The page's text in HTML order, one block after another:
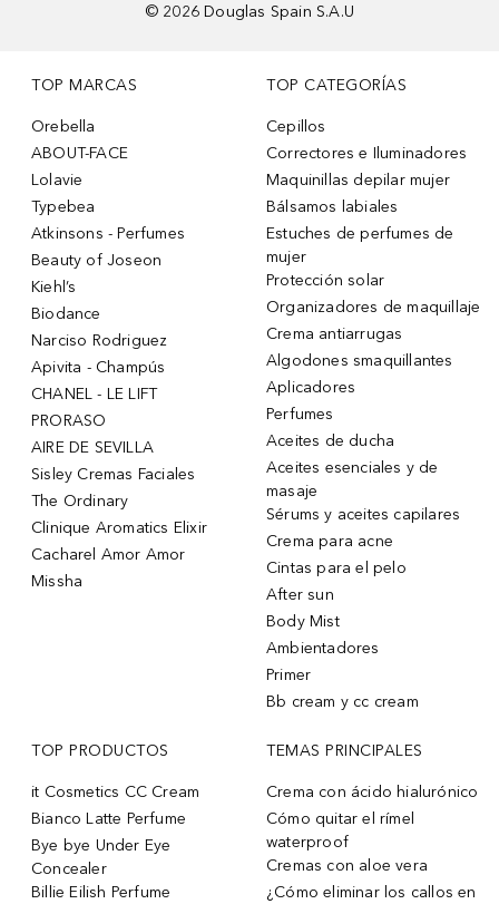
© 2026 Douglas Spain S.A.U
TOP MARCAS
Orebella
ABOUT-FACE
Lolavie
Typebea
Atkinsons - Perfumes
Beauty of Joseon
Kiehl’s
Biodance
Narciso Rodriguez
Apivita - Champús
CHANEL - LE LIFT
PRORASO
AIRE DE SEVILLA
Sisley Cremas Faciales
The Ordinary
Clinique Aromatics Elixir
Cacharel Amor Amor
Missha
TOP CATEGORÍAS
Cepillos
Correctores e Iluminadores
Maquinillas depilar mujer
Bálsamos labiales
Estuches de perfumes de
mujer
Protección solar
Organizadores de maquillaje
Crema antiarrugas
Algodones smaquillantes
Aplicadores
Perfumes
Aceites de ducha
Aceites esenciales y de
masaje
Sérums y aceites capilares
Crema para acne
Cintas para el pelo
After sun
Body Mist
Ambientadores
Primer
Bb cream y cc cream
TOP PRODUCTOS
it Cosmetics CC Cream
Bianco Latte Perfume
Bye bye Under Eye
Concealer
Billie Eilish Perfume
TEMAS PRINCIPALES
Crema con ácido hialurónico
Cómo quitar el rímel
waterproof
Cremas con aloe vera
¿Cómo eliminar los callos en